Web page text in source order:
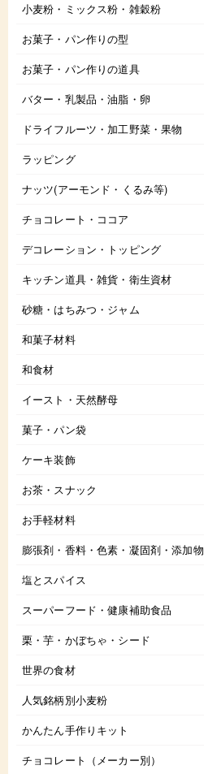
小麦粉・ミックス粉・雑穀粉
お菓子・パン作りの型
お菓子・パン作りの道具
バター・乳製品・油脂・卵
ドライフルーツ・加工野菜・果物
ラッピング
ナッツ(アーモンド・くるみ等)
チョコレート・ココア
デコレーション・トッピング
キッチン道具・雑貨・衛生資材
砂糖・はちみつ・ジャム
和菓子材料
和食材
イースト・天然酵母
菓子・パン袋
ケーキ装飾
お茶・スナック
お手軽材料
膨張剤・香料・色素・凝固剤・添加物
塩とスパイス
スーパーフード・健康補助食品
栗・芋・かぼちゃ・シード
世界の食材
人気銘柄別小麦粉
かんたん手作りキット
チョコレート（メーカー別）